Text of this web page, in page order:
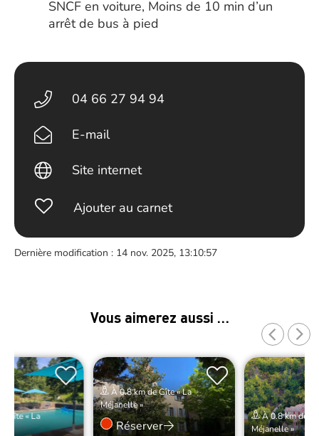
SNCF en voiture, Moins de 10 min d’un
arrêt de bus à pied
04 66 27 94 94
E-mail
Site internet
Ajouter au carnet
Dernière modification : 14 nov. 2025, 13:10:57
Vous aimerez aussi …
Gîte « La
À 0.8 km de Gîte « La
Méjanelle »
Réserver
À 0.8 km de
Méjanelle »